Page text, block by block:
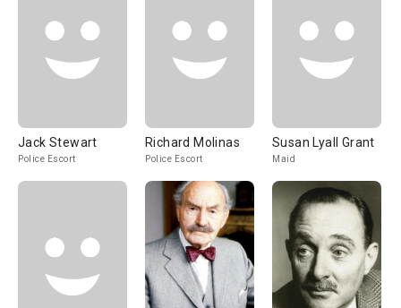
Jack Stewart
Police Escort
Richard Molinas
Police Escort
Susan Lyall Grant
Maid